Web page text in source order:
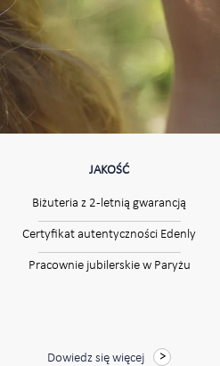
JAKOŚĆ
Biżuteria z 2-letnią gwarancją
Certyfikat autentyczności Edenly
Pracownie jubilerskie w Paryżu
Dowiedz się więcej